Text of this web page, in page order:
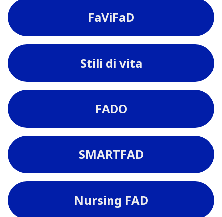
FaViFaD
Stili di vita
FADO
SMARTFAD
Nursing FAD